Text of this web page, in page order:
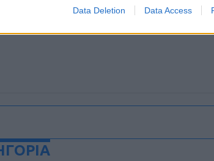
Data Deletion Data Access